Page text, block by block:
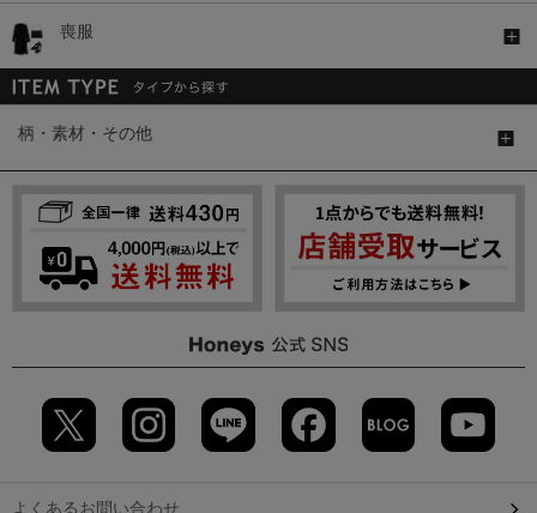
喪服
柄・素材・その他
よくあるお問い合わせ